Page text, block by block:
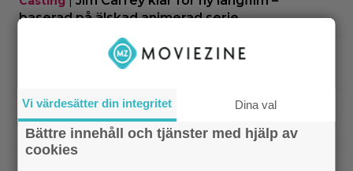
baserad på älskad animerad serie
Från ”Heartstopper” till ”X-Men”? Kit
Connor kan bli nye Cyclops
Bioaktuellt|Nya svenska filmen kallas ”årets
charmigaste komedi” – nu på bio
Vi värdesätter din integritet Dina val
Bättre innehåll och tjänster med hjälp av
cookies